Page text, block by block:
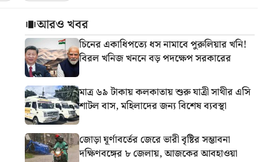
আরও খবর
চিনের একাধিপত্যে ধস নামাবে পুরুলিয়ার খনি!
বিরল খনিজ খননে বড় পদক্ষেপ সরকারের
মাত্র ৬৯ টাকায় কলকাতায় শুরু যাত্রী সাথীর এসি
শাটল বাস, মহিলাদের জন্য বিশেষ ব্যবস্থা
জোড়া ঘূর্ণাবর্তের জেরে ভারী বৃষ্টির সম্ভাবনা
দক্ষিণবঙ্গের ৮ জেলায়, আজকের আবহাওয়া